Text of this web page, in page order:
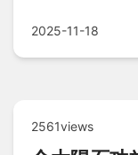
2025-11-18
2561views